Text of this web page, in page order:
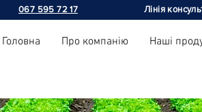
067 595 72 17 Лінія
Головна Про компанію Наші